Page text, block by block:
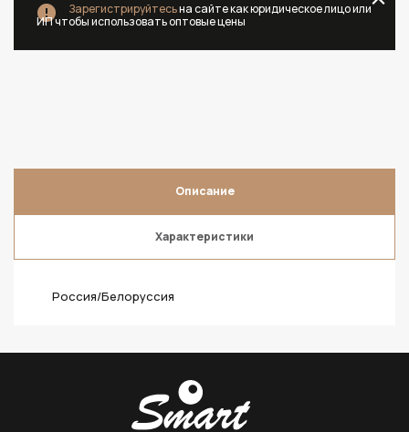
Зарегистрируйтесьна сайте как юридическое лицо или
ИП чтобы использовать оптовые цены
Описание
Характеристики
Россия/Белоруссия